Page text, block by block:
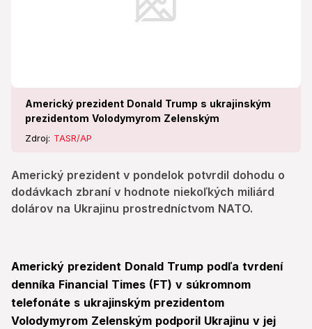
Americký prezident Donald Trump s ukrajinským
prezidentom Volodymyrom Zelenským
Zdroj: TASR/AP
Americký prezident v pondelok potvrdil dohodu o
dodávkach zbraní v hodnote niekoľkých miliárd
dolárov na Ukrajinu prostredníctvom NATO.
Americký prezident Donald Trump podľa tvrdení
denníka Financial Times (FT) v súkromnom
telefonáte s ukrajinským prezidentom
Volodymyrom Zelenským podporil Ukrajinu v jej